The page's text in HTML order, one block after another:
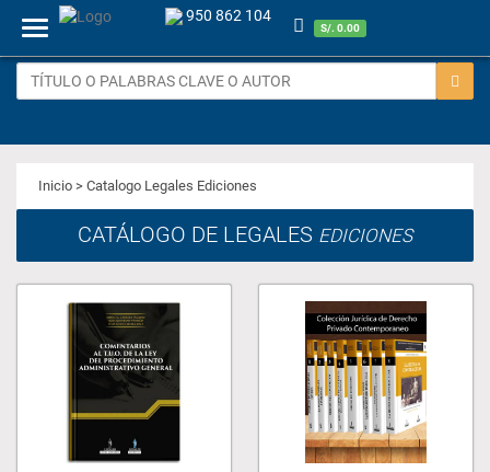
Menu
950 862 104
S/. 0.00
Inicio > Catalogo Legales Ediciones
CATÁLOGO DE LEGALES EDICIONES